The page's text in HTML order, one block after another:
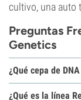
cultivo, una auto
Preguntas
Genetics
¿Qué cepa de
¿Qué es la línea